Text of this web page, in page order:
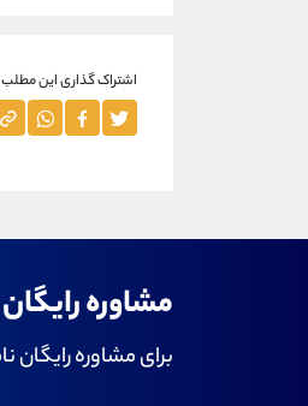
اشتراک گذاری این مطلب
مشاوره رایگان
برای مشاوره رایگان